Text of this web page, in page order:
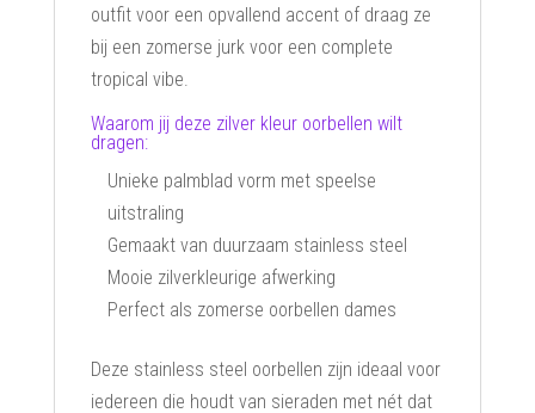
outfit voor een opvallend accent of draag ze
bij een zomerse jurk voor een complete
tropical vibe.
Waarom jij deze zilver kleur oorbellen wilt
dragen:
Unieke palmblad vorm met speelse
uitstraling
Gemaakt van duurzaam stainless steel
Mooie zilverkleurige afwerking
Perfect als zomerse oorbellen dames
Deze stainless steel oorbellen zijn ideaal voor
iedereen die houdt van sieraden met nét dat